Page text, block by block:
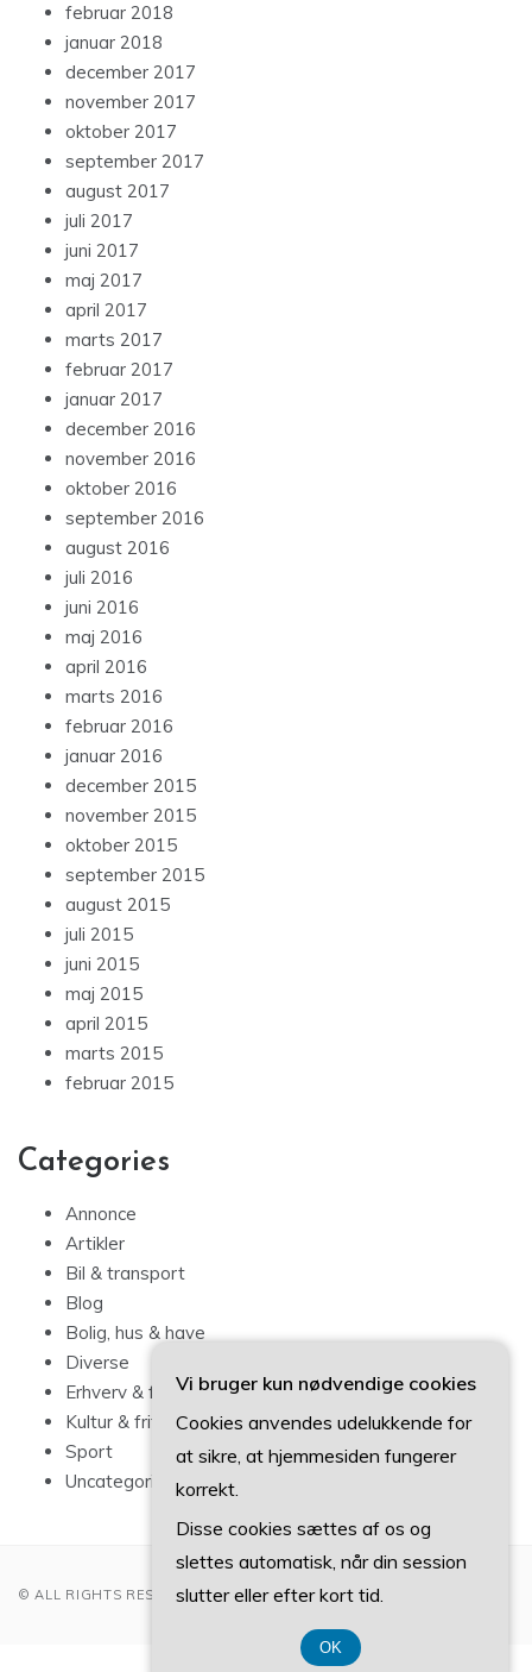
februar 2018
januar 2018
december 2017
november 2017
oktober 2017
september 2017
august 2017
juli 2017
juni 2017
maj 2017
april 2017
marts 2017
februar 2017
januar 2017
december 2016
november 2016
oktober 2016
september 2016
august 2016
juli 2016
juni 2016
maj 2016
april 2016
marts 2016
februar 2016
januar 2016
december 2015
november 2015
oktober 2015
september 2015
august 2015
juli 2015
juni 2015
maj 2015
april 2015
marts 2015
februar 2015
Categories
Annonce
Artikler
Bil & transport
Blog
Bolig, hus & have
Diverse
Erhverv & forbrug
Kultur & fritid
Sport
Uncategorized
© ALL RIGHTS RESERVED 2022
Vi bruger kun nødvendige cookies
Cookies anvendes udelukkende for
at sikre, at hjemmesiden fungerer
korrekt.
Disse cookies sættes af os og
slettes automatisk, når din session
slutter eller efter kort tid.
OK